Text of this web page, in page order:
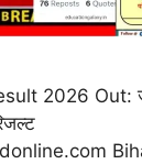
2026 Out: